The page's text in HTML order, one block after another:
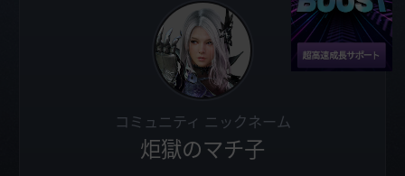
コミュニティ ニックネーム
炬獄のマチ子